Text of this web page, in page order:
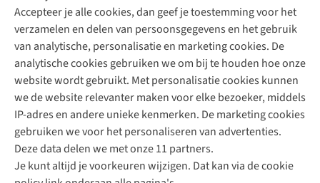
Accepteer je alle cookies, dan geef je toestemming voor het
verzamelen en delen van persoonsgegevens en het gebruik
van analytische, personalisatie en marketing cookies. De
analytische cookies gebruiken we om bij te houden hoe onze
website wordt gebruikt. Met personalisatie cookies kunnen
we de website relevanter maken voor elke bezoeker, middels
IP-adres en andere unieke kenmerken. De marketing cookies
gebruiken we voor het personaliseren van advertenties.
Deze data delen we met onze 11 partners.
Je kunt altijd je voorkeuren wijzigen. Dat kan via de cookie
+31 (0)85 888 50 88
+31 6 12 28 49 80
Contactformulier